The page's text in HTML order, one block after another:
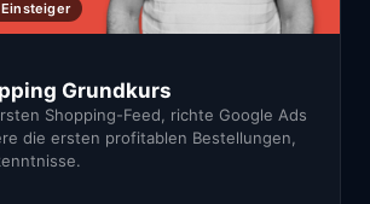
Grundkurs
Shopping-Feed, richte Google Ads
die ersten profitablen Bestellungen,